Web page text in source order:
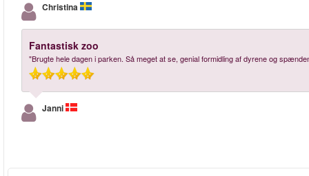
Christina
Fantastisk zoo
"Brugte hele dagen i parken. Så meget at se, genial formidling af dyrene og
Janni